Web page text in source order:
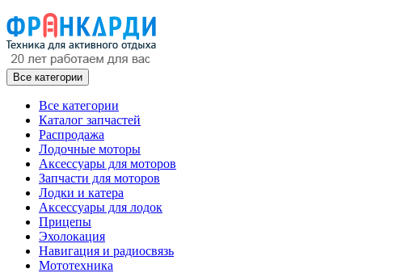
Все категории
Все категории
Каталог запчастей
Распродажа
Лодочные моторы
Аксессуары для моторов
Запчасти для моторов
Лодки и катера
Аксессуары для лодок
Прицепы
Эхолокация
Навигация и радиосвязь
Мототехника